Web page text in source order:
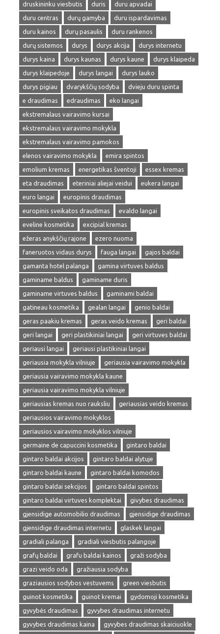
druskininku viesbutis
duris
duru apvadai
duru centras
durų gamyba
duru ispardavimas
duru kainos
durų pasaulis
duru rankenos
durų sistemos
durys durys akcija
durys internetu
durys kaina
durys kaunas durys kaune
durys klaipeda
durys klaipedoje
durys langai
durys lauko
durys pigiau
dvarykščių sodyba
dvieju duru spinta
e draudimas
edraudimas
eko langai
ekstremalaus vairavimo kursai
ekstremalaus vairavimo mokykla
ekstremalaus vairavimo pamokos
elenos vairavimo mokykla
emira spintos
emolium kremas
energetikas šventoji
essex kremas
eta draudimas
eteriniai aliejai veidui
eukera langai
euro langai
europinis draudimas
europinis sveikatos draudimas
evaldo langai
eveline kosmetika
excipial kremas
ežeras anykščių rajone
ezero nuoma
faneruotos vidaus durys
fauga langai
gajos baldai
gamanta hotel palanga
gamina virtuves baldus
gaminame baldus
gaminame duris
gaminame virtuves baldus
gaminami baldai
gatineau kosmetika
gealan langai
genio baldai
geras paakiu kremas
geras veido kremas
geri baldai
geri langai
geri plastikiniai langai
geri virtuves baldai
geriausi langai
geriausi plastikiniai langai
geriausia mokykla vilniuje
geriausia vairavimo mokykla
geriausia vairavimo mokykla kaune
geriausia vairavimo mokykla vilniuje
geriausias kremas nuo rauksliu
geriausias veido kremas
geriausios vairavimo mokyklos
geriausios vairavimo mokyklos vilniuje
germaine de capuccini kosmetika
gintaro baldai
gintaro baldai akcijos
gintaro baldai alytuje
gintaro baldai kaune
gintaro baldai komodos
gintaro baldai sekcijos
gintaro baldai spintos
gintaro baldai virtuves komplektai
givybes draudimas
gjensidige automobilio draudimas
gjensidige draudimas
gjensidige draudimas internetu
glaskek langai
gradiali palanga
gradiali viesbutis palangoje
grafų baldai
grafu baldai kainos
graži sodyba
grazi veido oda
gražiausia sodyba
graziausios sodybos vestuvems
green viesbutis
guinot kosmetika
guinot kremai
gydomoji kosmetika
gyvybės draudimas
gyvybes draudimas internetu
gyvybes draudimas kaina
gyvybes draudimas skaiciuokle